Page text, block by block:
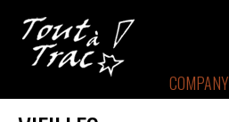
COMPANY